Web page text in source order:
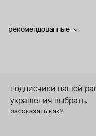
рекомендованные
подписчики нашей
украшения выбрать.
рассказать как?